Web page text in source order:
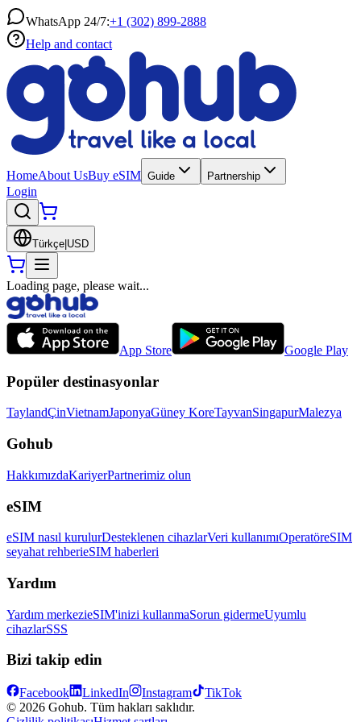
WhatsApp 24/7:+1 (302) 899-2888
Help and contact
HomeAbout UsBuy eSIM Guide Partnership
Login
Türkçe USD
Loading page, please wait...
App Store Google Play
Popüler destinasyonlar
TaylandÇinVietnamJaponyaGüney KoreTayvanSingapurMalezya
Gohub
HakkımızdaKariyerPartnerimiz olun
eSIM
eSIM nasıl kurulurDesteklenen cihazlarVeri kullanımıOperatöreSIM
seyahat rehberieSIM haberleri
Yardım
Yardım merkezieSIM'inizi kullanmaSorun gidermeUyumlu
cihazlarSSS
Bizi takip edin
Facebook LinkedIn Instagram
TikTok
© 2026 Gohub. Tüm hakları saklıdır.